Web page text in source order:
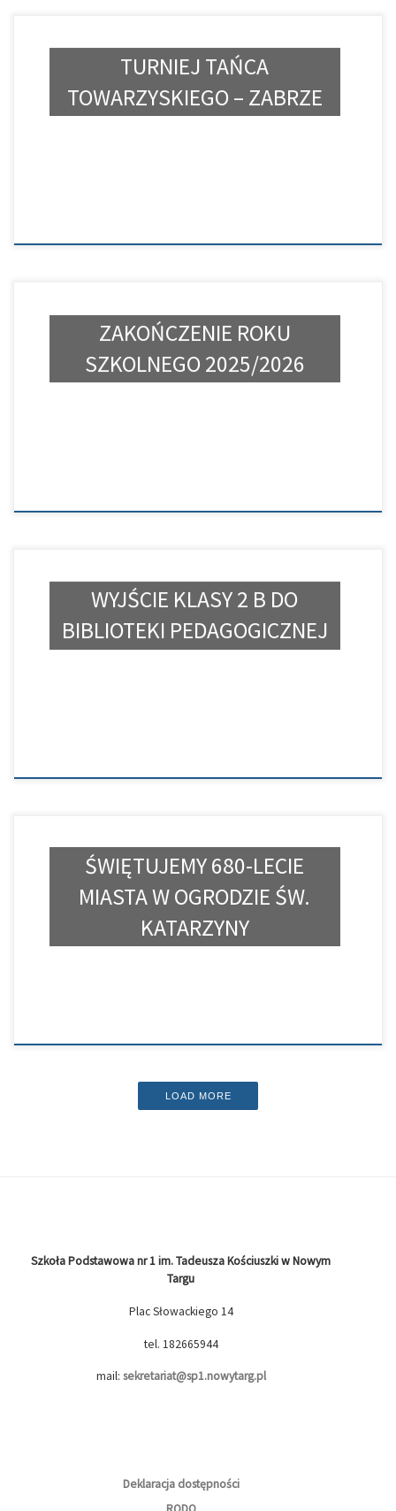
TURNIEJ TAŃCA
TOWARZYSKIEGO – ZABRZE
ZAKOŃCZENIE ROKU
SZKOLNEGO 2025/2026
WYJŚCIE KLASY 2 B DO
BIBLIOTEKI PEDAGOGICZNEJ
ŚWIĘTUJEMY 680-LECIE
MIASTA W OGRODZIE ŚW.
KATARZYNY
LOAD MORE
Szkoła Podstawowa nr 1 im. Tadeusza Kościuszki w Nowym
Targu
Plac Słowackiego 14
tel. 182665944
mail: sekretariat@sp1.nowytarg.pl
Deklaracja dostępności